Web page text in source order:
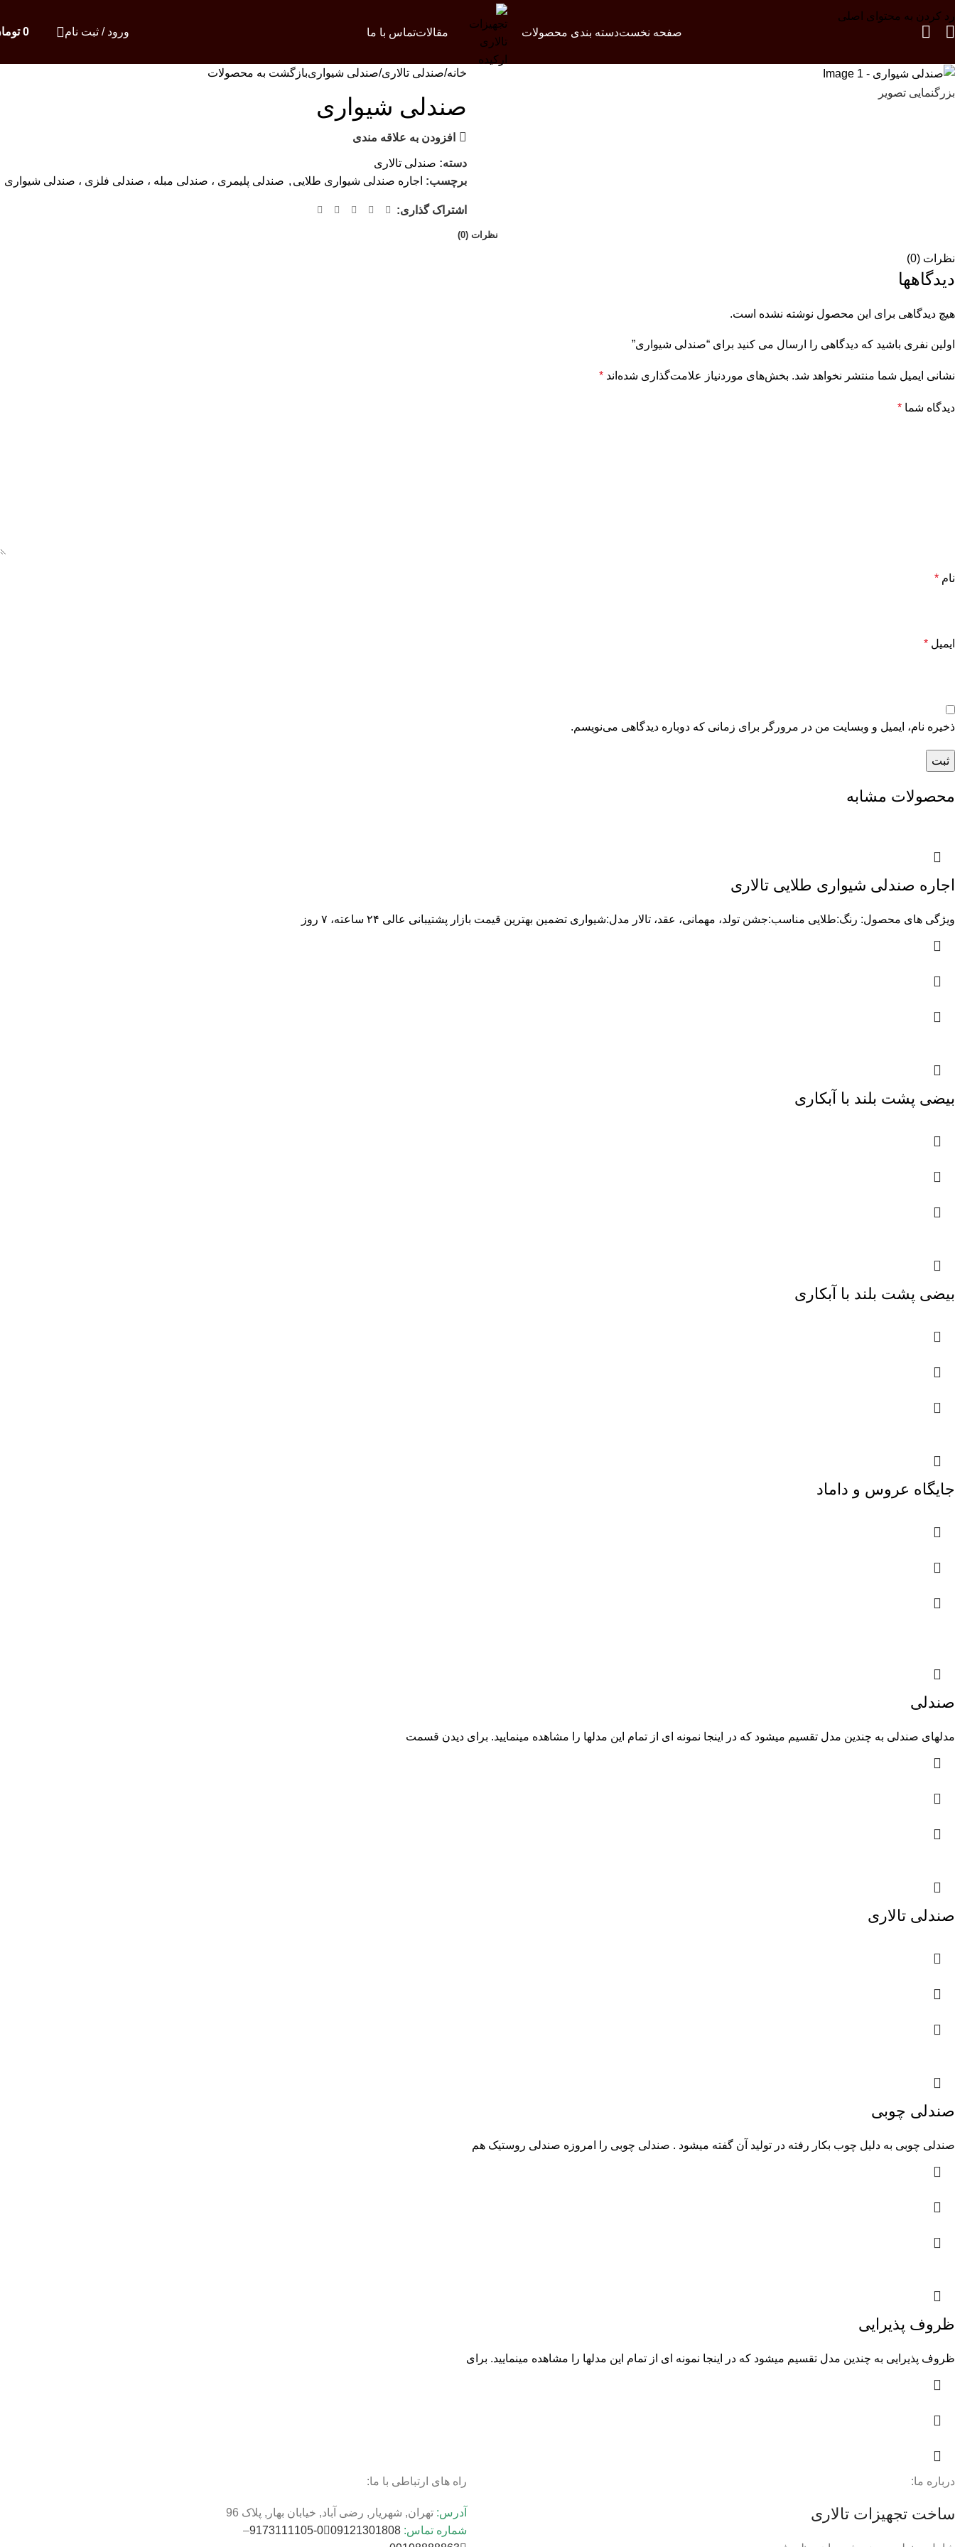
رد کردن به محتوای اصلی
صفحه نخستدسته بندی محصولات مقالاتتماس با ما ورود / ثبت نام 0
بزرگنمایی تصویر
خانه صندلی تالاری صندلی شیواریبازگشت به محصولات
صندلی شیواری
افزودن به علاقه مندی
دسته: صندلی تالاری
برچسب: اجاره صندلی شیواری طلایی , صندلی پلیمری ، صندلی مبله ، صندلی فلزی ، صندلی شیواری
اشتراک گذاری:
نظرات (0)
نظرات (0)
دیدگاهها
هیچ دیدگاهی برای این محصول نوشته نشده است.
اولین نفری باشید که دیدگاهی را ارسال می کنید برای “صندلی شیواری”
نشانی ایمیل شما منتشر نخواهد شد. بخش‌های موردنیاز علامت‌گذاری شده‌اند *
دیدگاه شما *
نام *
ایمیل *
ذخیره نام، ایمیل و وبسایت من در مرورگر برای زمانی که دوباره دیدگاهی می‌نویسم.
محصولات مشابه
اجاره صندلی شیواری طلایی تالاری
ویژگی های محصول: رنگ:طلایی مناسب:جشن تولد، مهمانی، عقد، تالار مدل:شیواری تضمین بهترین قیمت بازار پشتیبانی عالی ۲۴ ساعته، ۷ روز
بیضی پشت بلند با آبکاری
بیضی پشت بلند با آبکاری
جایگاه عروس و داماد
صندلی
مدلهای صندلی به چندین مدل تقسیم میشود که در اینجا نمونه ای از تمام این مدلها را مشاهده مینمایید. برای دیدن قسمت
صندلی تالاری
صندلی چوبی
صندلی چوبی به دلیل چوب بکار رفته در تولید آن گفته میشود . صندلی چوبی را امروزه صندلی روستیک هم
ظروف پذیرایی
ظروف پذیرایی به چندین مدل تقسیم میشود که در اینجا نمونه ای از تمام این مدلها را مشاهده مینمایید. برای
درباره ما:
ساخت تجهیزات تالاری
راه های ارتباطی با ما:
آدرس: تهران, شهریار, رضی آباد, خیابان بهار, پلاک 96
شماره تماس: 09121301808
0-9173111105
–